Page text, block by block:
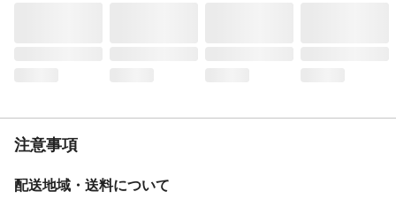
注意事項
配送地域・送料について